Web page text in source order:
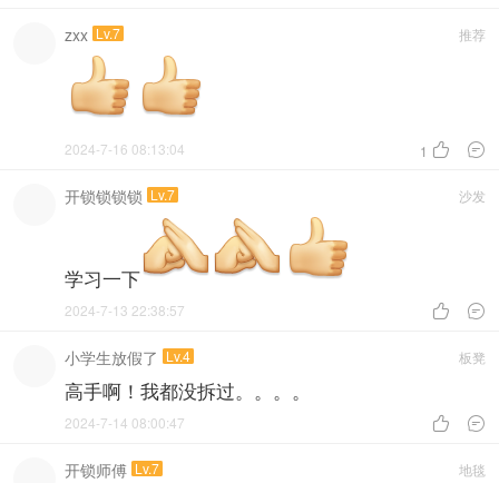
推荐
zxx Lv.7
1  
2024-7-16 08:13:04
沙发
开锁锁锁锁 Lv.7
学习一下
 
2024-7-13 22:38:57
板凳
小学生放假了 Lv.4
高手啊！我都没拆过。。。。
 
2024-7-14 08:00:47
地毯
开锁师傅 Lv.7